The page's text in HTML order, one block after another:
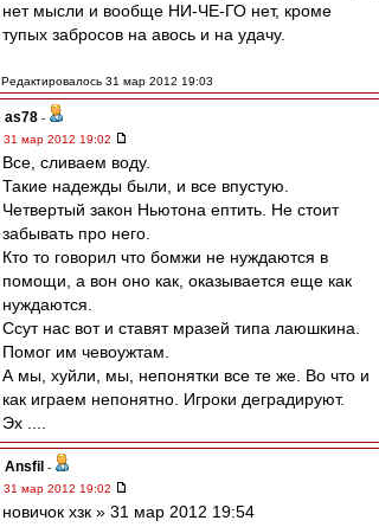
нет мысли и вообще НИ-ЧЕ-ГО нет, кроме
тупых забросов на авось и на удачу.
Редактировалось 31 мар 2012 19:03
as78 -
31 мар 2012 19:02
Все, сливаем воду.
Такие надежды были, и все впустую.
Четвертый закон Ньютона ептить. Не стоит
забывать про него.
Кто то говорил что бомжи не нуждаются в
помощи, а вон оно как, оказывается еще как
нуждаются.
Ссут нас вот и ставят мразей типа лаюшкина.
Помог им чевоужтам.
А мы, хуйли, мы, непонятки все те же. Во что и
как играем непонятно. Игроки деградируют.
Эх ....
Ansfil -
31 мар 2012 19:02
новичок хзк » 31 мар 2012 19:54